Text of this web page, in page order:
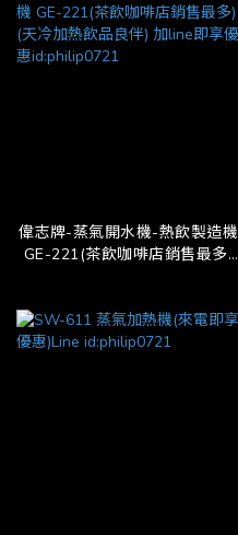
偉志牌-蒸氣開水機-熱飲製造機
GE-221(茶飲咖啡店銷售最多)